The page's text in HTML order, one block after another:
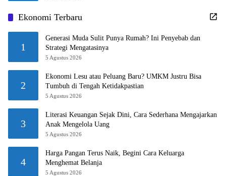
Ekonomi Terbaru
1
Generasi Muda Sulit Punya Rumah? Ini Penyebab dan
Strategi Mengatasinya
5 Agustus 2026
2
Ekonomi Lesu atau Peluang Baru? UMKM Justru Bisa
Tumbuh di Tengah Ketidakpastian
5 Agustus 2026
3
Literasi Keuangan Sejak Dini, Cara Sederhana Mengajarkan
Anak Mengelola Uang
5 Agustus 2026
4
Harga Pangan Terus Naik, Begini Cara Keluarga
Menghemat Belanja
5 Agustus 2026